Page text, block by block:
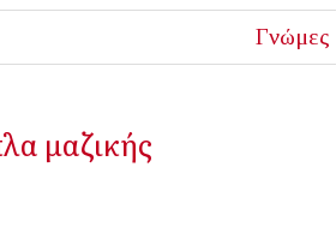
Γνώμες
μαζικής